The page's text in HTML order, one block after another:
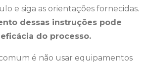
e siga as orientações fornecidas.
dessas instruções pode
do processo.
é não usar equipamentos